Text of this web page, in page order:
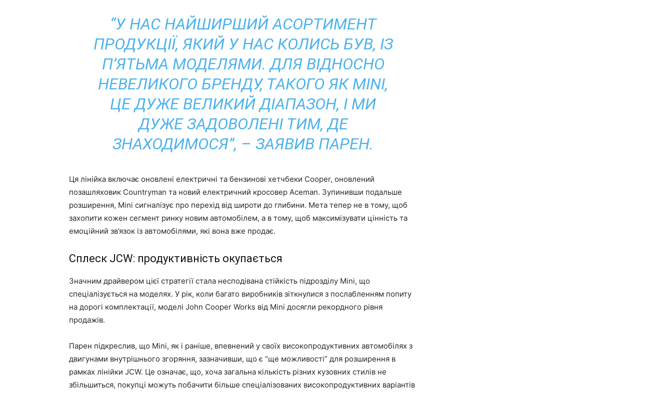
“У НАС НАЙШИРШИЙ АСОРТИМЕНТ
ПРОДУКЦІЇ, ЯКИЙ У НАС КОЛИСЬ БУВ, ІЗ
П’ЯТЬМА МОДЕЛЯМИ. ДЛЯ ВІДНОСНО
НЕВЕЛИКОГО БРЕНДУ, ТАКОГО ЯК MINI,
ЦЕ ДУЖЕ ВЕЛИКИЙ ДІАПАЗОН, І МИ
ДУЖЕ ЗАДОВОЛЕНІ ТИМ, ДЕ
ЗНАХОДИМОСЯ”, – ЗАЯВИВ ПАРЕН.
Ця лінійка включає оновлені електричні та бензинові хетчбеки Cooper, оновлений
позашляховик Countryman та новий електричний кросовер Aceman. Зупинивши подальше
розширення, Mini сигналізує про перехід від широти до глибини. Мета тепер не в тому, щоб
захопити кожен сегмент ринку новим автомобілем, а в тому, щоб максимізувати цінність та
емоційний зв’язок із автомобілями, які вона вже продає.
Сплеск JCW: продуктивність окупається
Значним драйвером цієї стратегії стала несподівана стійкість підрозділу Mini, що
спеціалізується на моделях. У рік, коли багато виробників зіткнулися з послабленням попиту
на дорогі комплектації, моделі John Cooper Works від Mini досягли рекордного рівня
продажів.
Парен підкреслив, що Mini, як і раніше, впевнений у своїх високопродуктивних автомобілях з
двигунами внутрішнього згоряння, зазначивши, що є “ще можливості” для розширення в
рамках лінійки JCW. Це означає, що, хоча загальна кількість різних кузовних стилів не
збільшиться, покупці можуть побачити більше спеціалізованих високопродуктивних варіантів